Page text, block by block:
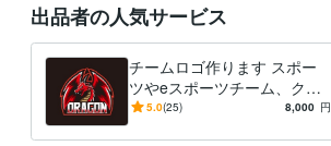
出品者の人気サービス
チームロゴ作ります スポー
ツやeスポーツチーム、クラ
ブ、サークル等に
5.0(25) 8,000 円